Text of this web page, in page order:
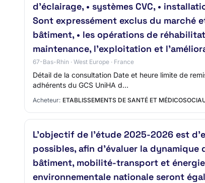
d’éclairage, • systèmes CVC, •
Sont expressément exclus du marché
bâtiment, • les opérations de
maintenance, l’exploitation et
67-Bas-Rhin · West Europe · France
Détail de la consultation Date et heure limite de
adhérents du GCS UniHA d…
Acheteur: ETABLISSEMENTS DE SANTÉ ET
L'objectif de l'étude 2025-2026 est
possibles, afin d'évaluer la dynamique
bâtiment, mobilité-transport et
environnementale nationale seront